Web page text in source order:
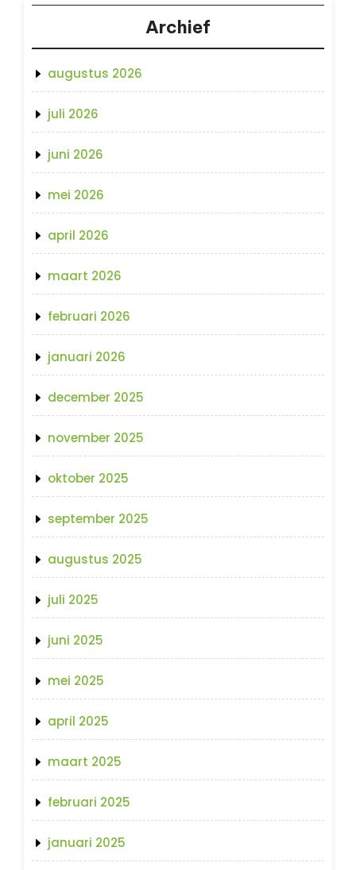
Archief
augustus 2026
juli 2026
juni 2026
mei 2026
april 2026
maart 2026
februari 2026
januari 2026
december 2025
november 2025
oktober 2025
september 2025
augustus 2025
juli 2025
juni 2025
mei 2025
april 2025
maart 2025
februari 2025
januari 2025